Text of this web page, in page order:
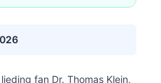
fan Dr. Thomas Klein,